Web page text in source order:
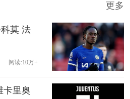
更多
莫 法
阅读:10万+
卡里奥